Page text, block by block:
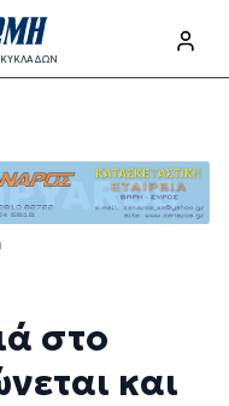
στο
και